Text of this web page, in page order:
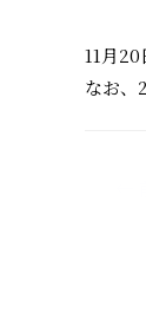
11月20
なお、